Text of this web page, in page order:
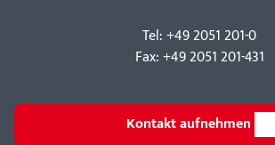
Tel: +49 2051 201-0
Fax: +49 2051 201-431
Kontakt aufnehmen